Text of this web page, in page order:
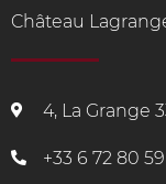
Château
4, La Grange
+33 6 72 80